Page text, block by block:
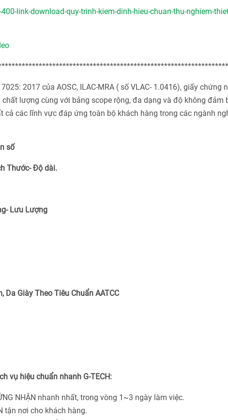
link-download-quy-trinh-kiem-dinh-hieu-chuan-thu-nghiem-
2017 của AOSC, ILAC-MRA ( số VLAC- 1.0416), giấy chứng
lượng cùng với bảng scope rộng, đa dạng và độ không đảm
cả các lĩnh vực đáp ứng toàn bộ khách hàng trong các ngành
số
Thước- Độ dài.
Lưu Lượng
Da Giày Theo Tiêu Chuẩn AATCC
vụ hiệu chuẩn nhanh G-TECH:
NHẬN nhanh nhất, trong vòng 1~3 ngày làm việc.
tận nơi cho khách hàng.